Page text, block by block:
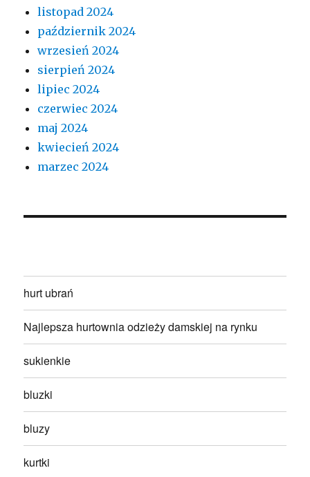
listopad 2024
październik 2024
wrzesień 2024
sierpień 2024
lipiec 2024
czerwiec 2024
maj 2024
kwiecień 2024
marzec 2024
hurt ubrań
Najlepsza hurtownia odzieży damskiej na rynku
sukienkie
bluzki
bluzy
kurtki